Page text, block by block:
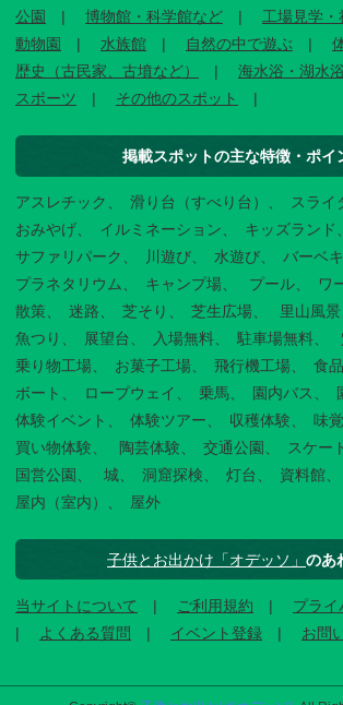
公園
博物館・科学館など
工場見学
動物園
水族館 自然の中で遊ぶ
歴史（古民家、古墳など）
海水浴・湖水浴
スポーツ
その他のスポット
掲載スポットの主な特徴・ポイ
アスレチック 滑り台（すべり台） スライ
おみやげ
イルミネーション キッズランド
サファリパーク
川遊び 水遊び
バーベ
プラネタリウム
キャンプ場 プール
ワ
散策
迷路 芝そり 芝生広場 里山風景
魚つり
展望台 入場無料 駐車場無料
乗り物工場
お菓子工場 飛行機工場 食
ボート
ロープウェイ 乗馬 園内バス
体験イベント
体験ツアー 収穫体験
味
買い物体験
陶芸体験 交通公園 スケー
国営公園
城 洞窟探検 灯台 資料館
屋内（室内）
屋外
子供とお出かけ「オデッソ」 のあ
当サイトについて ご利用規約
プライ
よくある質問
イベント登録 お問